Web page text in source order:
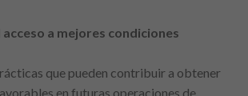
a mejores condiciones
que pueden contribuir a obtener
en futuras operaciones de